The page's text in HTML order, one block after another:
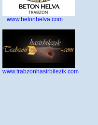
www.betonhelva.com
www.trabzonhasirbilezik.com